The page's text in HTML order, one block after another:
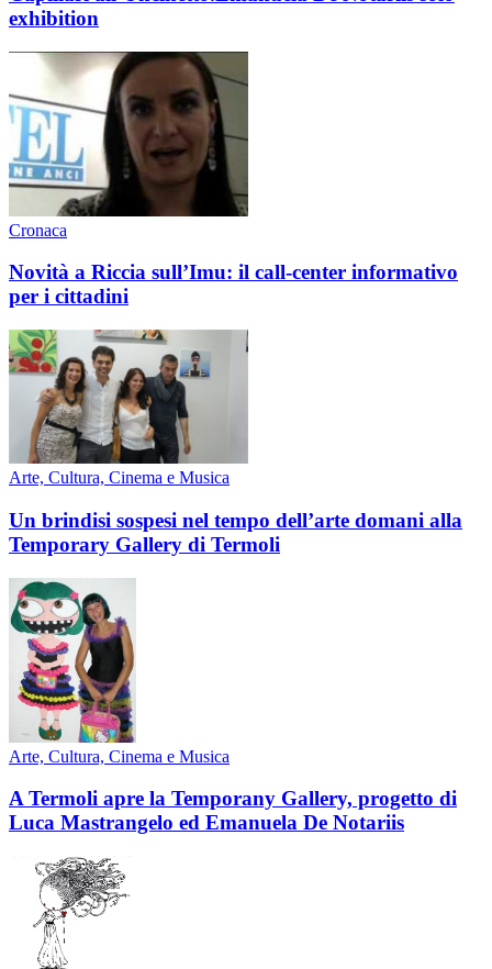
exhibition
Cronaca
Novità a Riccia sull’Imu: il call-center informativo
per i cittadini
Arte, Cultura, Cinema e Musica
Un brindisi sospesi nel tempo dell’arte domani alla
Temporary Gallery di Termoli
Arte, Cultura, Cinema e Musica
A Termoli apre la Temporany Gallery, progetto di
Luca Mastrangelo ed Emanuela De Notariis